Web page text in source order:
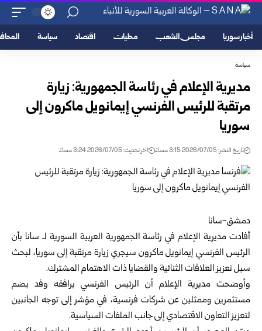
أخبار سوريا مجلس الشعب محليات اقتصاد سياسة
سياسة
مديرية الإعلام في رئاسة الجمهورية: زيارة
مرتقبة للرئيس الفرنسي إيمانويل ماكرون إلى
سوريا
تاريخ النشر: 2026/07/05 3:15 مساءً اخر تحديث: 2026/07/05 3:24 مساءً
دمشق-سانا
أفادت مديرية الإعلام في رئاسة الجمهورية العربية السورية لـ سانا بأن
الرئيس الفرنسي إيمانويل ماكرون سيجري زيارة مرتقبة إلى سوريا، لبحث
سبل تعزيز العلاقات الثنائية والقضايا ذات الاهتمام المشترك.
وأوضحت مديرية الإعلام أن الرئيس الفرنسي يرافقه وفد يضم
مستثمرين وممثلين عن شركات فرنسية، في مؤشر إلى توجه الجانبين
لتعزيز التعاون الاقتصادي إلى جانب الملفات السياسية.